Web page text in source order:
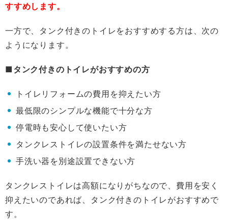
すすめします。
一方で、タンク付きのトイレをおすすめする方は、次の
ようになります。
■タンク付きのトイレがおすすめの方
トイレリフォームの費用を抑えたい方
最低限のシンプルな機能で十分な方
停電時も安心して使いたい方
タンクレストイレの設置条件を満たせない方
手洗い器を別途設置できない方
タンクレストイレは高額になりがちなので、費用を安く
抑えたいのであれば、タンク付きのトイレがおすすめで
す。